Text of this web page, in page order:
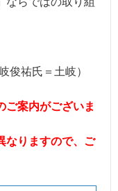
祐氏＝土岐）
案内がございま
なりますので、ご